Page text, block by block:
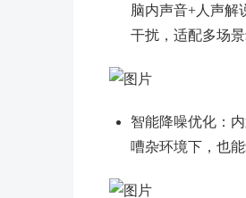
脑内声音+人声解
干扰，适配多场景
智能降噪优化：
嘈杂环境下，也